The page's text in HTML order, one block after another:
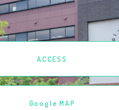
ACCESS
Google MAP